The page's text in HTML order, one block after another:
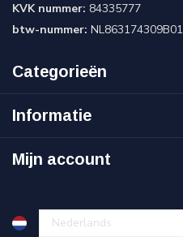
KVK nummer: 84335777
btw-nummer: NL863174309B01
Categorieën
Informatie
Mijn account